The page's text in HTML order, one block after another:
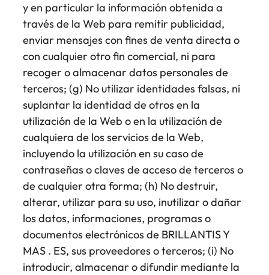
y en particular la información obtenida a
través de la Web para remitir publicidad,
enviar mensajes con fines de venta directa o
con cualquier otro fin comercial, ni para
recoger o almacenar datos personales de
terceros; (g) No utilizar identidades falsas, ni
suplantar la identidad de otros en la
utilización de la Web o en la utilización de
cualquiera de los servicios de la Web,
incluyendo la utilización en su caso de
contraseñas o claves de acceso de terceros o
de cualquier otra forma; (h) No destruir,
alterar, utilizar para su uso, inutilizar o dañar
los datos, informaciones, programas o
documentos electrónicos de BRILLANTIS Y
MAS . ES, sus proveedores o terceros; (i) No
introducir, almacenar o difundir mediante la